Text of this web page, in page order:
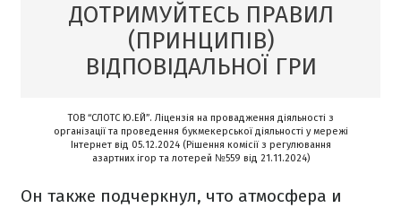
ДОТРИМУЙТЕСЬ ПРАВИЛ
(ПРИНЦИПІВ)
ВІДПОВІДАЛЬНОЇ ГРИ
ТОВ “СЛОТС Ю.ЕЙ”. Ліцензія на провадження діяльності з
організації та проведення букмекерської діяльності у мережі
Інтернет від 05.12.2024 (Рішення комісії з регулювання
азартних ігор та лотерей №559 від 21.11.2024)
Он также подчеркнул, что атмосфера и